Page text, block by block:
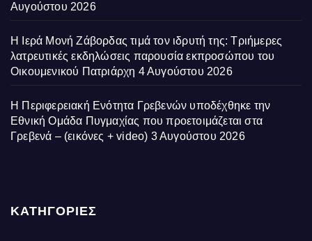
Αυγούστου 2026
Η Ιερά Μονή Ζάβορδας τιμά τον ιδρυτή της: Τριήμερες
λατρευτικές εκδηλώσεις παρουσία εκπροσώπου του
Οικουμενικού Πατριάρχη 4 Αυγούστου 2026
Η Περιφερειακή Ενότητα Γρεβενών υποδέχθηκε την
Εθνική Ομάδα Πυγμαχίας που προετοιμάζεται στα
Γρεβενά – (εικόνες + video) 3 Αυγούστου 2026
ΚΑΤΗΓΟΡΙΕΣ